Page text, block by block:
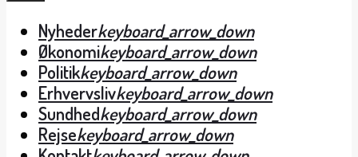
Nyhederkeyboard_arrow_down
Økonomikeyboard_arrow_down
Politikkeyboard_arrow_down
Erhvervslivkeyboard_arrow_down
Sundhedkeyboard_arrow_down
Rejsekeyboard_arrow_down